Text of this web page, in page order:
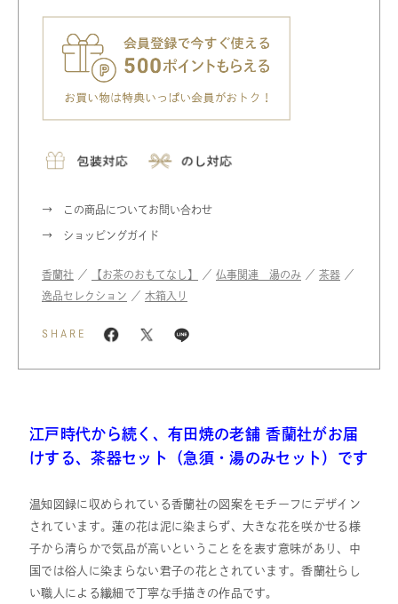
この商品についてお問い合わせ
ショッピングガイド
香蘭社 ／ 【お茶のおもてなし】 ／ 仏事関連 湯のみ ／ 茶器 ／
逸品セレクション ／ 木箱入り
SHARE
江戸時代から続く、有田焼の老舗 香蘭社がお届
けする、茶器セット（急須・湯のみセット）です
温知図録に収められている香蘭社の図案をモチーフにデザイン
されています。蓮の花は泥に染まらず、大きな花を咲かせる様
子から清らかで気品が高いということをを表す意味があり、中
国では俗人に染まらない君子の花とされています。香蘭社らし
い職人による繊細で丁寧な手描きの作品です。